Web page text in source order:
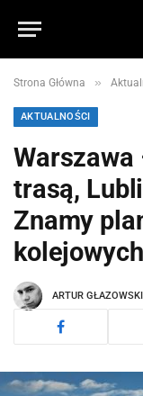
Strona Główna »
AKTUALNOŚCI
Warszawa
trasą,
Znamy
ARTUR GŁAZOWSKI